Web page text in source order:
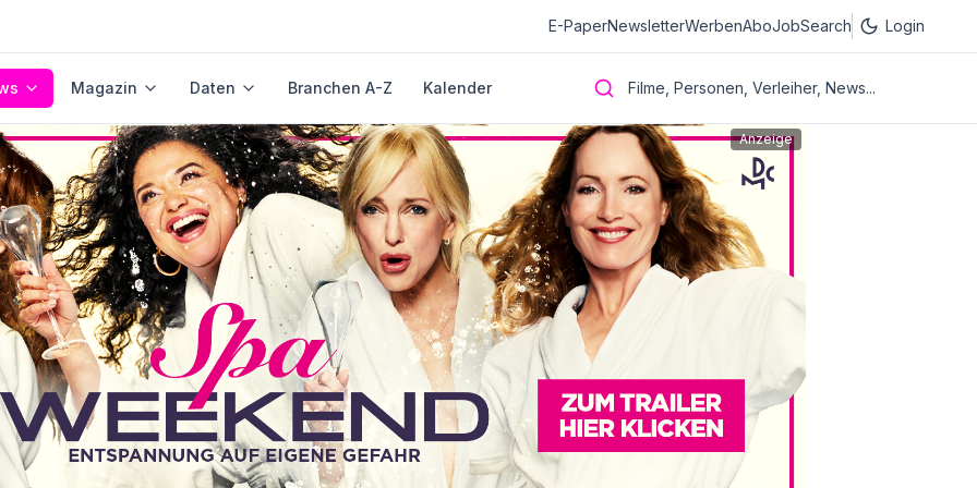
E-PaperNewsletterWerbenAboJobSearch Login
Magazin Daten Branchen A-Z Kalender Filme, Personen, Verleiher, News...
Anzeige